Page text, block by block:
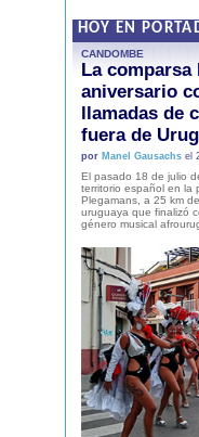
HOY EN
CANDOMBE
La comparsa
aniversario
llamadas de
fuera de
por Manel Gausachsel
El pasado 18 de julio
territorio español en la
Plegamans, a 25 km
uruguaya que finalizó
género musical